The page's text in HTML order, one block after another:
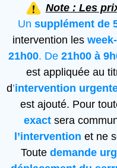
Note : Les
Un supplément de
intervention les
21h00. De 21h00 à
est appliquée au
d’intervention
est ajouté. Pour
exact sera
l’intervention et ne
Toute demande